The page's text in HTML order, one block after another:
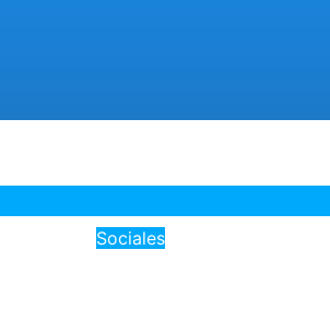
Sociales